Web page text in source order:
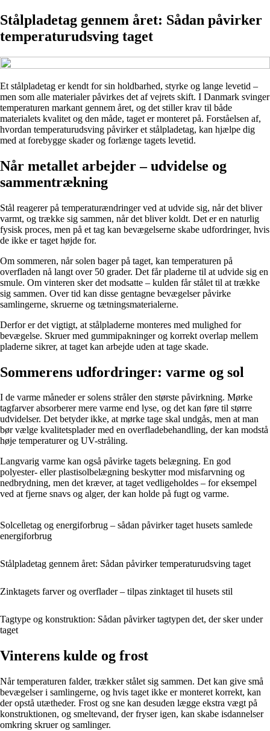
Stålpladetag gennem året: Sådan påvirker
temperaturudsving taget
Et stålpladetag er kendt for sin holdbarhed, styrke og lange levetid –
men som alle materialer påvirkes det af vejrets skift. I Danmark svinger
temperaturen markant gennem året, og det stiller krav til både
materialets kvalitet og den måde, taget er monteret på. Forståelsen af,
hvordan temperaturudsving påvirker et stålpladetag, kan hjælpe dig
med at forebygge skader og forlænge tagets levetid.
Når metallet arbejder – udvidelse og
sammentrækning
Stål reagerer på temperaturændringer ved at udvide sig, når det bliver
varmt, og trække sig sammen, når det bliver koldt. Det er en naturlig
fysisk proces, men på et tag kan bevægelserne skabe udfordringer, hvis
de ikke er taget højde for.
Om sommeren, når solen bager på taget, kan temperaturen på
overfladen nå langt over 50 grader. Det får pladerne til at udvide sig en
smule. Om vinteren sker det modsatte – kulden får stålet til at trække
sig sammen. Over tid kan disse gentagne bevægelser påvirke
samlingerne, skruerne og tætningsmaterialerne.
Derfor er det vigtigt, at stålpladerne monteres med mulighed for
bevægelse. Skruer med gummipakninger og korrekt overlap mellem
pladerne sikrer, at taget kan arbejde uden at tage skade.
Sommerens udfordringer: varme og sol
I de varme måneder er solens stråler den største påvirkning. Mørke
tagfarver absorberer mere varme end lyse, og det kan føre til større
udvidelser. Det betyder ikke, at mørke tage skal undgås, men at man
bør vælge kvalitetsplader med en overfladebehandling, der kan modstå
høje temperaturer og UV-stråling.
Langvarig varme kan også påvirke tagets belægning. En god
polyester- eller plastisolbelægning beskytter mod misfarvning og
nedbrydning, men det kræver, at taget vedligeholdes – for eksempel
ved at fjerne snavs og alger, der kan holde på fugt og varme.
Solcelletag og energiforbrug – sådan påvirker taget husets samlede
energiforbrug
Stålpladetag gennem året: Sådan påvirker temperaturudsving taget
Zinktagets farver og overflader – tilpas zinktaget til husets stil
Tagtype og konstruktion: Sådan påvirker tagtypen det, der sker under
taget
Vinterens kulde og frost
Når temperaturen falder, trækker stålet sig sammen. Det kan give små
bevægelser i samlingerne, og hvis taget ikke er monteret korrekt, kan
der opstå utætheder. Frost og sne kan desuden lægge ekstra vægt på
konstruktionen, og smeltevand, der fryser igen, kan skabe isdannelser
omkring skruer og samlinger.